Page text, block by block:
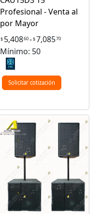
Profesional - Venta al
por Mayor
$ 5,40860-$7,08570
Mínimo: 50
Solicitar cotización